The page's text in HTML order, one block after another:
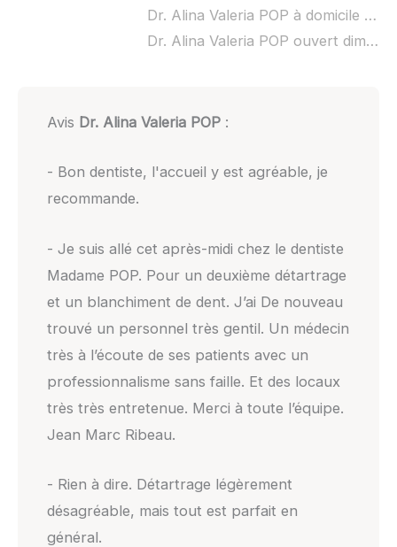
Dr. Alina Valeria POP à domicile :
Dr. Alina Valeria POP ouvert dimanche :
Avis Dr. Alina Valeria POP:
- Bon dentiste, l'accueil y est agréable, je
recommande.
- Je suis allé cet après-midi chez le dentiste
Madame POP. Pour un deuxième détartrage
et un blanchiment de dent. J’ai De nouveau
trouvé un personnel très gentil. Un médecin
très à l’écoute de ses patients avec un
professionnalisme sans faille. Et des locaux
très très entretenue. Merci à toute l’équipe.
Jean Marc Ribeau.
- Rien à dire. Détartrage légèrement
désagréable, mais tout est parfait en
général.